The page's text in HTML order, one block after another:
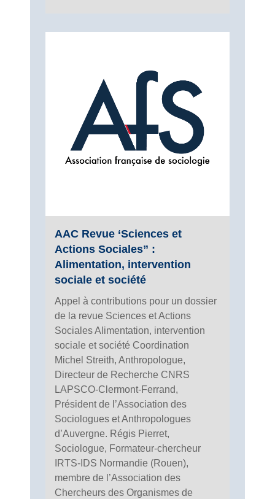
AAC Revue ‘Sciences et
Actions Sociales” :
Alimentation, intervention
sociale et société
Appel à contributions pour un dossier
de la revue Sciences et Actions
Sociales Alimentation, intervention
sociale et société Coordination
Michel Streith, Anthropologue,
Directeur de Recherche CNRS
LAPSCO-Clermont-Ferrand,
Président de l’Association des
Sociologues et Anthropologues
d’Auvergne. Régis Pierret,
Sociologue, Formateur-chercheur
IRTS-IDS Normandie (Rouen),
membre de l’Association des
Chercheurs des Organismes de